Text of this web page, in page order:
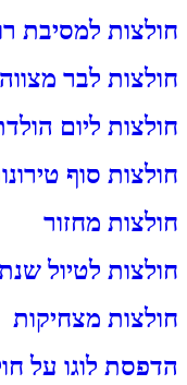
חולצות למסיבת
חולצות לבר מצווה
חולצות ליום
חולצות סוף
חולצות מחזור
חולצות לטיול
חולצות מצחיקות
הדפסת לוגו על